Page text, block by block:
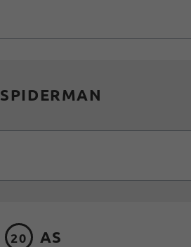
SPIDERMAN
20 AS